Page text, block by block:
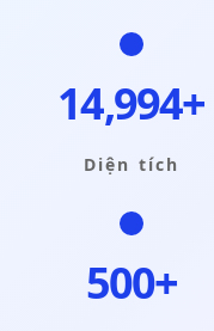
14,999+
Diện tích
500+